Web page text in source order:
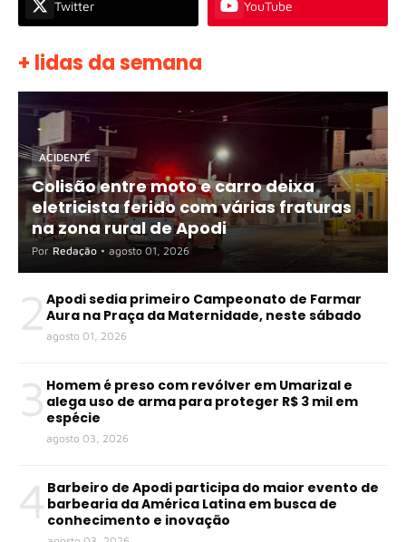
Twitter YouTube
+ lidas da semana
ACIDENTE
Colisão entre moto e carro deixa
eletricista ferido com várias fraturas
na zona rural de Apodi
Por Redação • agosto 01, 2026
2 Apodi sedia primeiro Campeonato de Farmar
Aura na Praça da Maternidade, neste sábado
agosto 01, 2026
3 Homem é preso com revólver em Umarizal e
alega uso de arma para proteger R$ 3 mil em
espécie
agosto 03, 2026
4 Barbeiro de Apodi participa do maior evento de
barbearia da América Latina em busca de
conhecimento e inovação